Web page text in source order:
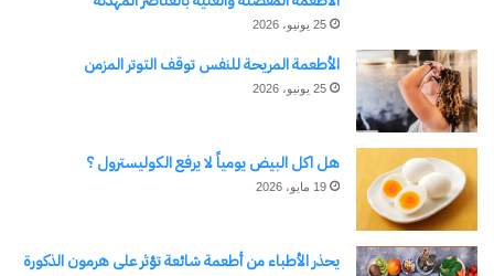
25 يونيو، 2026
الأطعمة المريحة للنفس توقف التوتر المزمن
25 يونيو، 2026
هل اكل البيض يومياً لا يرفع الكوليسترول ؟
19 مايو، 2026
يحذر الأطباء من أطعمة شائعة تؤثر على هرمون الذكورة